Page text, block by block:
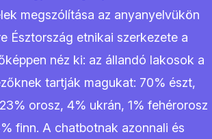
megszólítása az anyanyelvükön
Észtország etnikai szerkezete a
néz ki: az állandó lakosok a
tartják magukat: 70% észt,
orosz, 4% ukrán, 1% fehérorosz
finn. A chatbotnak azonnali és